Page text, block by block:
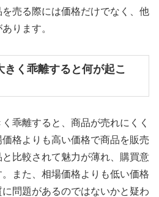
売る際には価格だけでなく、他
ります。
きく乖離すると何が起こ
乖離すると、商品が売れにくく
格よりも高い価格で商品を販売
比較されて魅力が薄れ、購買意
また、相場価格よりも低い価格
問題があるのではないかと疑わ